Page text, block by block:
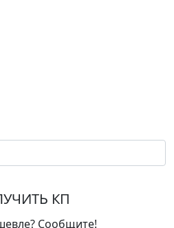
КП
Сообщите!